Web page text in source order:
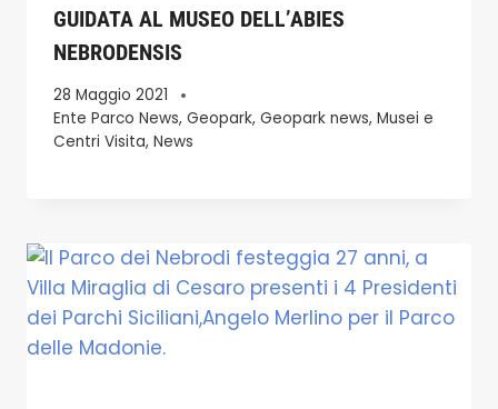
GUIDATA AL MUSEO DELL’ABIES
NEBRODENSIS
28 Maggio 2021
Ente Parco News, Geopark, Geopark news, Musei e
Centri Visita, News